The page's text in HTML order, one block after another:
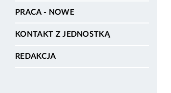
PRACA - NOWE
KONTAKT Z JEDNOSTKĄ
REDAKCJA